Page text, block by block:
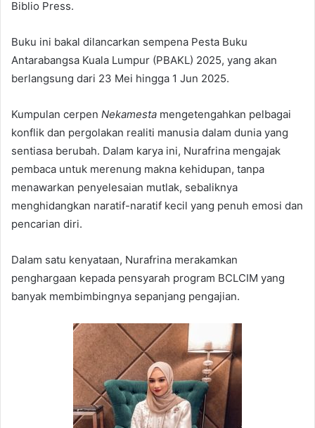
Biblio Press.
Buku ini bakal dilancarkan sempena Pesta Buku
Antarabangsa Kuala Lumpur (PBAKL) 2025, yang akan
berlangsung dari 23 Mei hingga 1 Jun 2025.
Kumpulan cerpen Nekamesta mengetengahkan pelbagai
konflik dan pergolakan realiti manusia dalam dunia yang
sentiasa berubah. Dalam karya ini, Nurafrina mengajak
pembaca untuk merenung makna kehidupan, tanpa
menawarkan penyelesaian mutlak, sebaliknya
menghidangkan naratif-naratif kecil yang penuh emosi dan
pencarian diri.
Dalam satu kenyataan, Nurafrina merakamkan
penghargaan kepada pensyarah program BCLCIM yang
banyak membimbingnya sepanjang pengajian.